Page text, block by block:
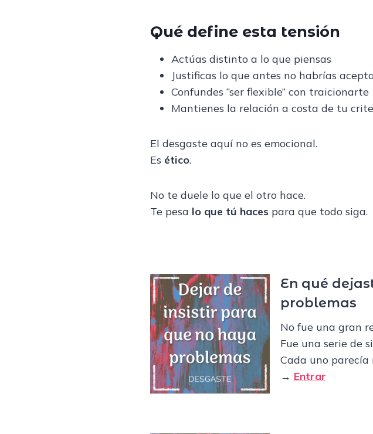
Qué define esta tensión
Actúas distinto a lo que piensas
Justificas lo que antes no habrías
Confundes “ser flexible” con traicionarte
Mantienes la relación a costa de tu
El desgaste aquí no es emocional.
Es ético.
No te duele lo que el otro hace.
Te pesa lo que tú haces para que todo siga.
En qué
problemas
No fue una gran
Fue una serie de
Cada uno parecía
→ Entrar